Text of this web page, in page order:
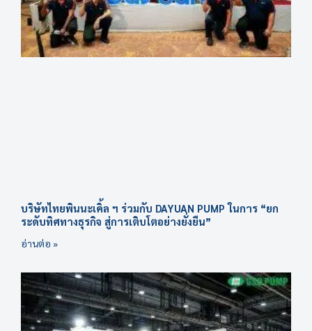
บริษัทไทยพินนะเคิ้ล ฯ ร่วมกับ DAYUAN PUMP ในการ “ยก
ระดับทิศทางธุรกิจ สู่การเติบโตอย่างยั่งยืน”
อ่านต่อ »